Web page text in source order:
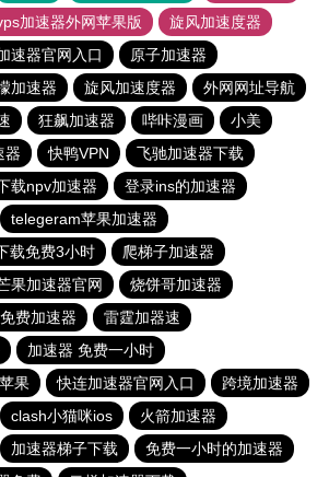
加速器外网苹果版
旋风加速度器
速器官网入口
原子加速器
加速器 旋风加速度器
外网网址导航
狂飙加速器 哔咔漫画
小美
器 快鸭VPN
飞驰加速器下载
载npv加速器
登录ins的加速器
telegeram苹果加速器
载免费3小时
爬梯子加速器
果加速器官网
烧饼哥加速器
费加速器
雷霆加器速
加速器 免费一小时
果
快连加速器官网入口
跨境加速器
clash小猫咪ios
火箭加速器
加速器梯子下载
免费一小时的加速器